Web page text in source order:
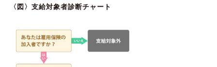
〈図〉支給対象者診断チャート